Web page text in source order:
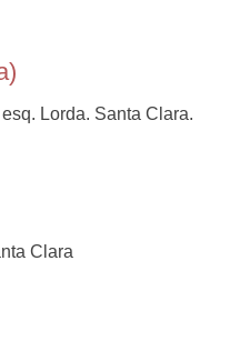
Lorda. Santa Clara.
Clara